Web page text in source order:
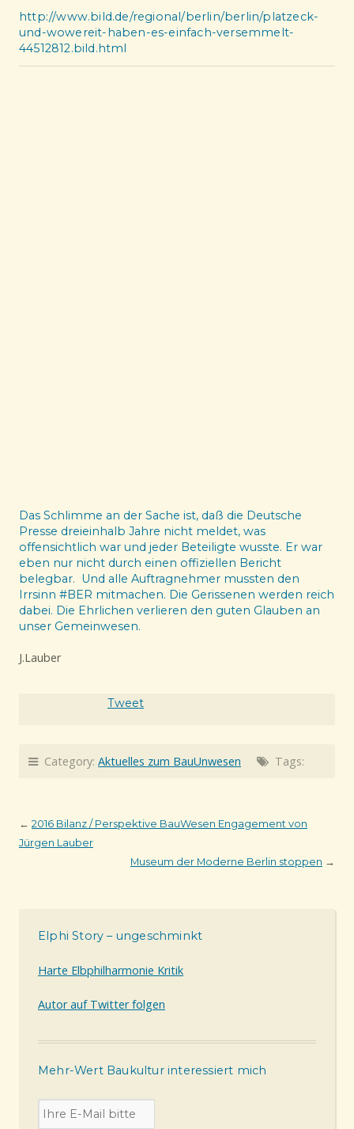
http://www.bild.de/regional/berlin/berlin/platzeck-
und-wowereit-haben-es-einfach-versemmelt-
44512812.bild.html
Das Schlimme an der Sache ist, daß die Deutsche
Presse dreieinhalb Jahre nicht meldet, was
offensichtlich war und jeder Beteiligte wusste. Er war
eben nur nicht durch einen offiziellen Bericht
belegbar. Und alle Auftragnehmer mussten den
Irrsinn #BER mitmachen. Die Gerissenen werden reich
dabei. Die Ehrlichen verlieren den guten Glauben an
unser Gemeinwesen.
J.Lauber
Tweet
Category: Aktuelles zum BauUnwesen Tags:
← 2016 Bilanz / Perspektive BauWesen Engagement von
Jürgen Lauber
Museum der Moderne Berlin stoppen →
Elphi Story – ungeschminkt
Harte Elbphilharmonie Kritik
Autor auf Twitter folgen
Mehr-Wert Baukultur interessiert mich